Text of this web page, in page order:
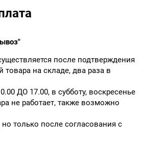
после подтверждения
товара на складе, два раза в
ДО 17.00, в субботу, воскресенье
не работает, также возможно
но только после согласования с